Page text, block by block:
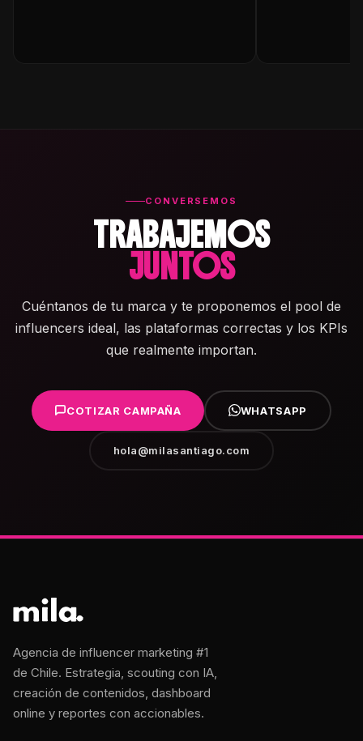
CONVERSEMOS
TRABAJEMOS
JUNTOS
Cuéntanos de tu marca y te proponemos el pool de
influencers ideal, las plataformas correctas y los KPIs
que realmente importan.
COTIZAR CAMPAÑA WHATSAPP
hola@milasantiago.com
Agencia de influencer marketing #1
de Chile. Estrategia, scouting con IA,
creación de contenidos, dashboard
online y reportes con accionables.